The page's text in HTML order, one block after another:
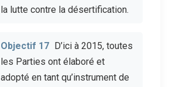
la lutte contre la désertification.
Objectif 17 D’ici à 2015, toutes
les Parties ont élaboré et
adopté en tant qu’instrument de